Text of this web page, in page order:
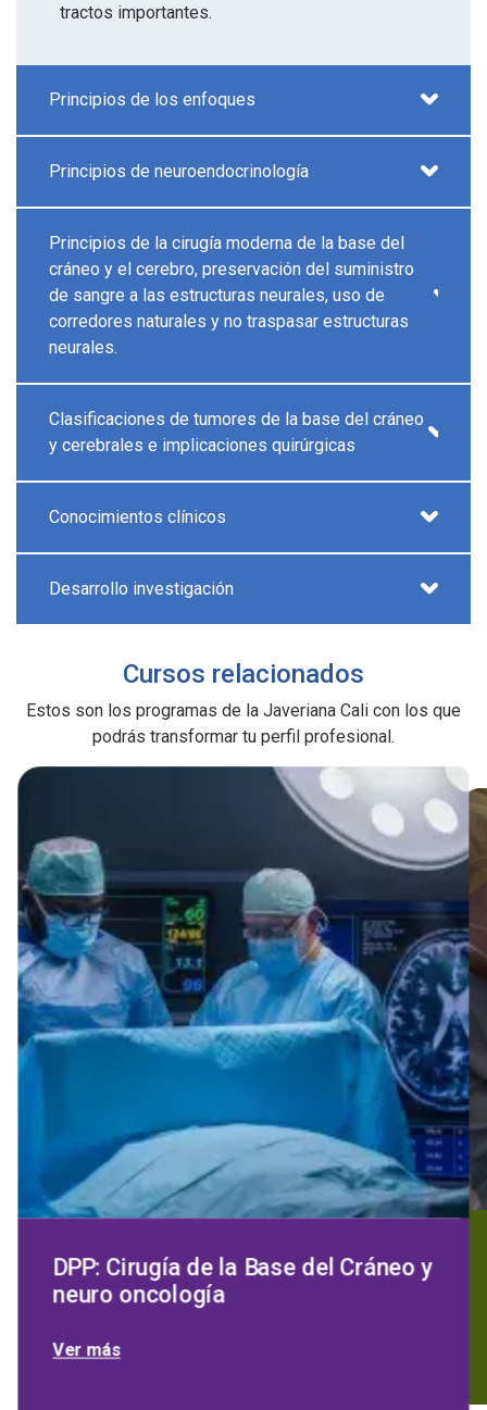
tractos importantes.
Principios de los enfoques
Principios de neuroendocrinología
Principios de la cirugía moderna de la base del
cráneo y el cerebro, preservación del suministro
de sangre a las estructuras neurales, uso de
corredores naturales y no traspasar estructuras
neurales.
Clasificaciones de tumores de la base del cráneo
y cerebrales e implicaciones quirúrgicas
Conocimientos clínicos
Desarrollo investigación
Cursos relacionados
Estos son los programas de la Javeriana Cali con los que
podrás transformar tu perfil profesional.
DPP: Cirugía de la Base del Cráneo y
neuro oncología
Ver más